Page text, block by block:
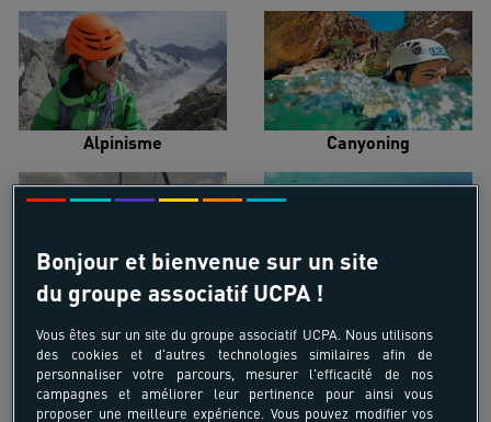
Alpinisme Canyoning
Croisière voilier Kayak de mer
Bonjour et bienvenue sur un site
du groupe associatif UCPA !
Vous êtes sur un site du groupe associatif UCPA. Nous utilisons
des cookies et d'autres technologies similaires afin de
personnaliser votre parcours, mesurer l'efficacité de nos
campagnes et améliorer leur pertinence pour ainsi vous
proposer une meilleure expérience. Vous pouvez modifier vos